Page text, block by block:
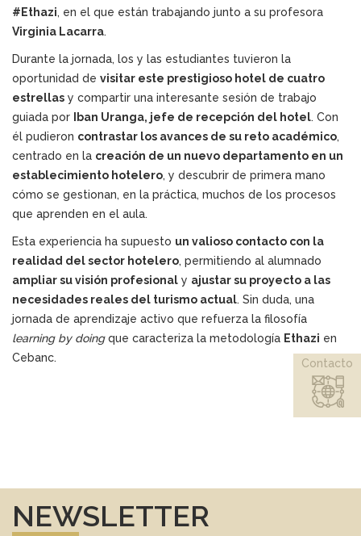
#Ethazi, en el que están trabajando junto a su profesora
Virginia Lacarra.
Durante la jornada, los y las estudiantes tuvieron la
oportunidad de visitar este prestigioso hotel de cuatro
estrellas y compartir una interesante sesión de trabajo
guiada por
Iban Uranga, jefe de recepción del hotel. Con
él pudieron contrastar los avances de su reto académico,
centrado en la creación de un nuevo departamento en un
establecimiento hotelero, y descubrir de primera mano
cómo se gestionan, en la práctica, muchos de los procesos
que aprenden en el aula.
Esta experiencia ha supuesto un valioso contacto con la
realidad del sector hotelero, permitiendo al alumnado
ampliar su visión profesional y ajustar su proyecto a las
necesidades reales del turismo actual. Sin duda, una
jornada de aprendizaje activo que refuerza la filosofía
learning by doingque caracteriza la metodología Ethazi en
Cebanc.
NEWSLETTER
Contacto